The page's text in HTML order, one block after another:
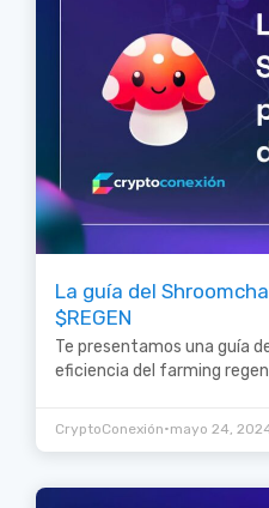
La guía del
$REGEN
Te presentamos una guía
eficiencia del farming
CryptoConexión•mayo 24,